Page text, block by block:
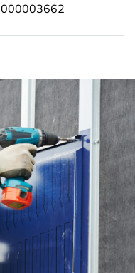
000003662